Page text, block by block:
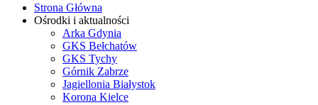
Strona Główna
Ośrodki i aktualności
Arka Gdynia
GKS Bełchatów
GKS Tychy
Górnik Zabrze
Jagiellonia Białystok
Korona Kielce